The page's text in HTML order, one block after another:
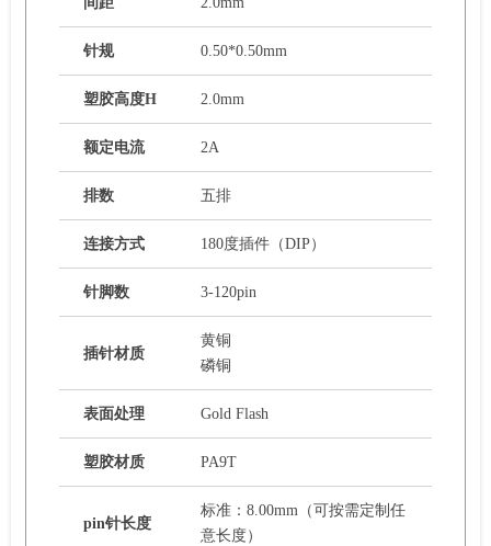
针规 0.50*0.50mm
塑胶高度H 2.0mm
额定电流 2A
排数 五排
连接方式 180度插件（DIP）
针脚数 3-120pin
插针材质
黄铜
磷铜
表面处理 Gold Flash
塑胶材质 PA9T
pin针长度
标准：8.00mm（可按需定制任
意长度）